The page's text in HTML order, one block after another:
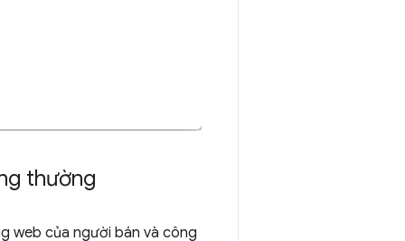
thường
web của người bán và công